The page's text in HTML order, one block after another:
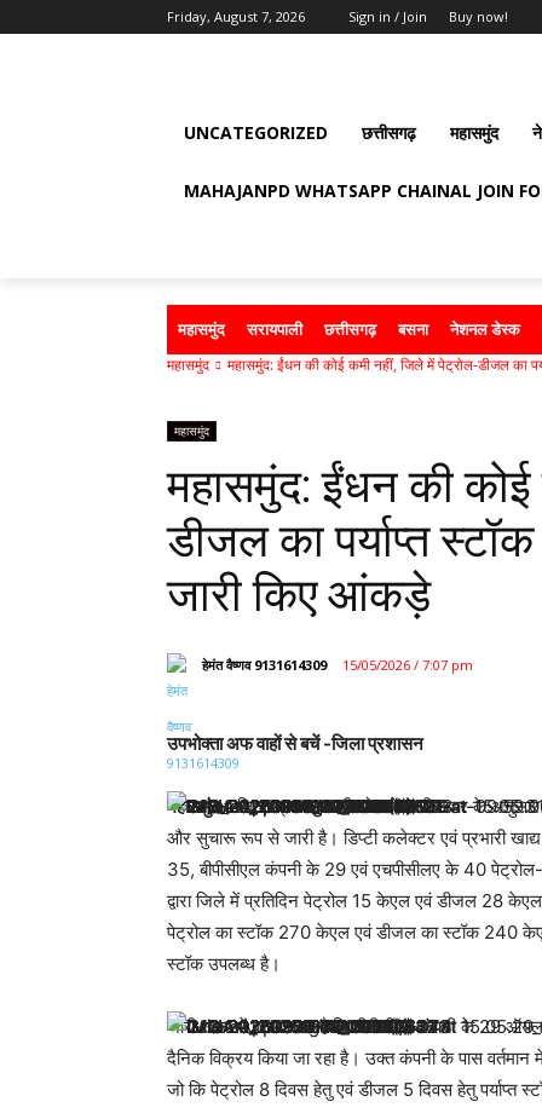
Friday, August 7, 2026 Sign in / Join Buy now!
UNCATEGORIZED छत्तीसगढ़ महासमुंद
MAHAJANPD WHATSAPP CHAINAL JOIN
महासमुंद सरायपाली छत्तीसगढ़ बसना नेशनल डेस्क
महासमुंद महासमुंद: ईंधन की कोई कमी नहीं, जिले में पेट्रोल-डीजल का
महासमुंद
महासमुंद: ईंधन की
डीजल का पर्याप्त
जारी किए आंकड़े
हेमंत वैष्णव 9131614309 15/05/2026 / 7:07 pm
उपभोक्ता अफ वाहों से बचें -जिला प्रशासन
महासमुंद।जिला प्रशासन की ओर से जारी खबर के अनुसार
और सुचारू रूप से जारी है। डिप्टी कलेक्टर एवं प्रभारी
35, बीपीसीएल कंपनी के 29 एवं एचपीसीलए के 40
द्वारा जिले में प्रतिदिन पेट्रोल 15 केएल एवं डीजल 28
पेट्रोल का स्टॉक 270 केएल एवं डीजल का स्टॉक 240
स्टॉक उपलब्ध है।
जारी खबर में बताया गया है कि बीपीसीएल कंपनी के 29
दैनिक विक्रय किया जा रहा है। उक्त कंपनी के पास
जो कि पेट्रोल 8 दिवस हेतु एवं डीजल 5 दिवस हेतु पर्याप्त